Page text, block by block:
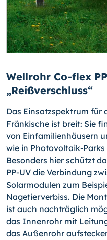
Wellrohr Co-flex
„Reißverschluss“
Das Einsatzspektrum für
Fränkische ist breit: Sie
von Einfamilienhäusern
wie in Photo­vol­taik-
Besonders hier schützt
PP-UV die Verbindung
Solarmodulen zum
Nagetierverbiss. Die
ist auch nachträglich
das Innenrohr mit
das Außenrohr